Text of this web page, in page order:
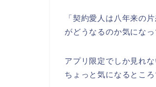
「契約愛人は八年来の
がどうなるのか気にな
アプリ限定でしか見れ
ちょっと気になるところ